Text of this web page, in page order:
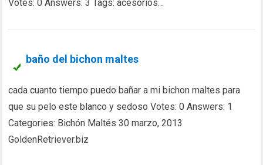
Votes: 0 Answers: 3 Tags: acesorios…
baño del bichon maltes
cada cuanto tiempo puedo bañar a mi bichon maltes para
que su pelo este blanco y sedoso Votes: 0 Answers: 1
Categories: Bichón Maltés 30 marzo, 2013
GoldenRetriever.biz